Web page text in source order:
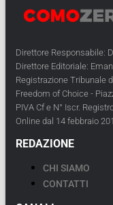
Direttore Responsabile:
Direttore Editoriale:
Registrazione Tribunale
Freedom of Choice -
PIVA Cf e N° Iscr.
Online dal 14 febbraio
REDAZIONE
CHI SIAMO
CONTATTI